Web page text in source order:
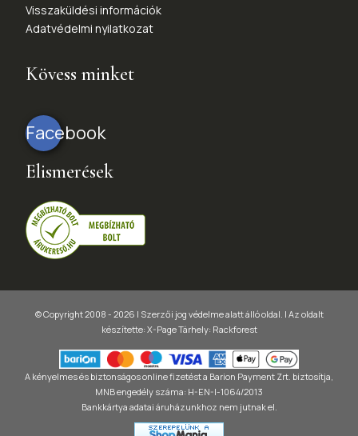
Visszaküldési információk
Adatvédelmi nyilatkozat
Kövess minket
Facebook
Elismerések
© Copyright 2008 - 2026 | Szerzői jog védelme alatt álló oldal. | Az oldalt
készítette: X-PageTárhely: Rackforest
A kényelmes és biztonságos online fizetést a Barion Payment Zrt. biztosítja,
MNB engedély száma: H-EN-I-1064/2013
Bankkártya adatai áruházunkhoz nem jutnak el.